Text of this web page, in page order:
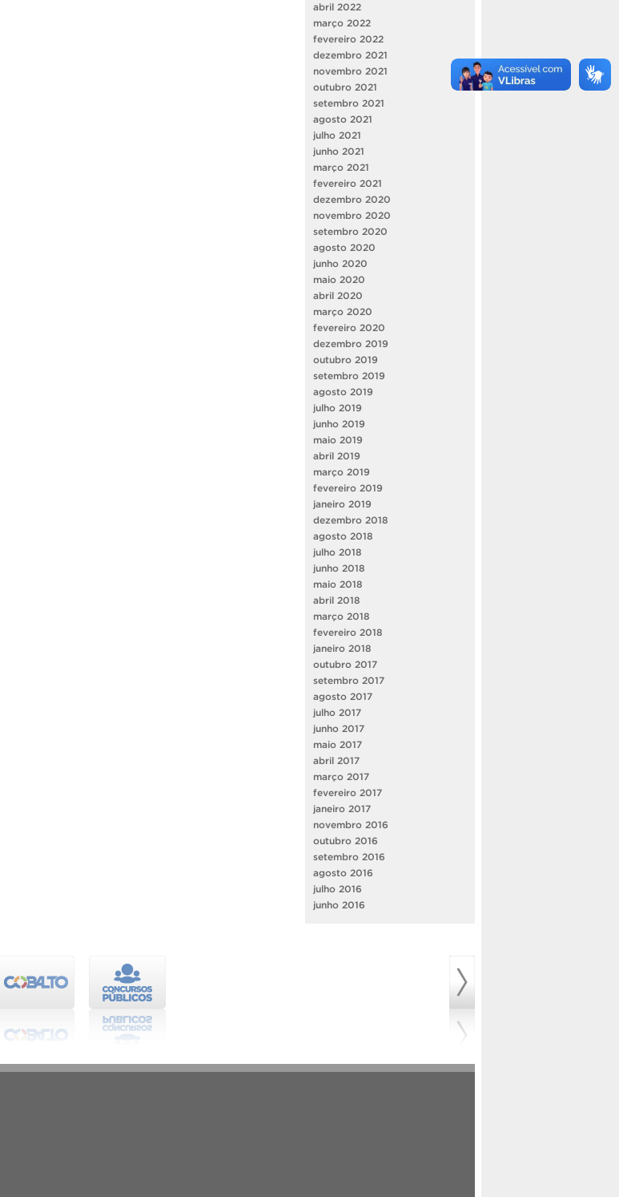
abril 2022
março 2022
fevereiro 2022
dezembro 2021
novembro 2021
outubro 2021
setembro 2021
agosto 2021
julho 2021
junho 2021
março 2021
fevereiro 2021
dezembro 2020
novembro 2020
setembro 2020
agosto 2020
junho 2020
maio 2020
abril 2020
março 2020
fevereiro 2020
dezembro 2019
outubro 2019
setembro 2019
agosto 2019
julho 2019
junho 2019
maio 2019
abril 2019
março 2019
fevereiro 2019
janeiro 2019
dezembro 2018
agosto 2018
julho 2018
junho 2018
maio 2018
abril 2018
março 2018
fevereiro 2018
janeiro 2018
outubro 2017
setembro 2017
agosto 2017
julho 2017
junho 2017
maio 2017
abril 2017
março 2017
fevereiro 2017
janeiro 2017
novembro 2016
outubro 2016
setembro 2016
agosto 2016
julho 2016
junho 2016